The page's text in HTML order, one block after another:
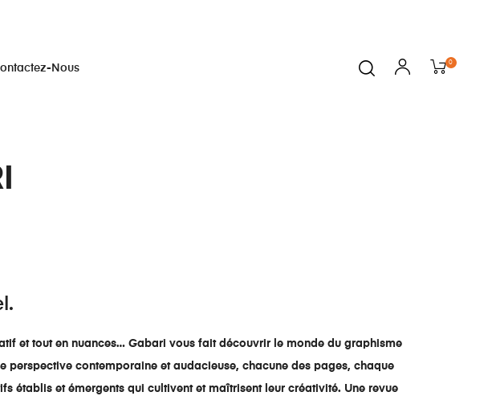
Nous
0
et tout en nuances… Gabari vous fait découvrir le monde du graphisme
perspective contemporaine et audacieuse, chacune des pages, chaque
établis et émergents qui cultivent et maîtrisent leur créativité. Une revue